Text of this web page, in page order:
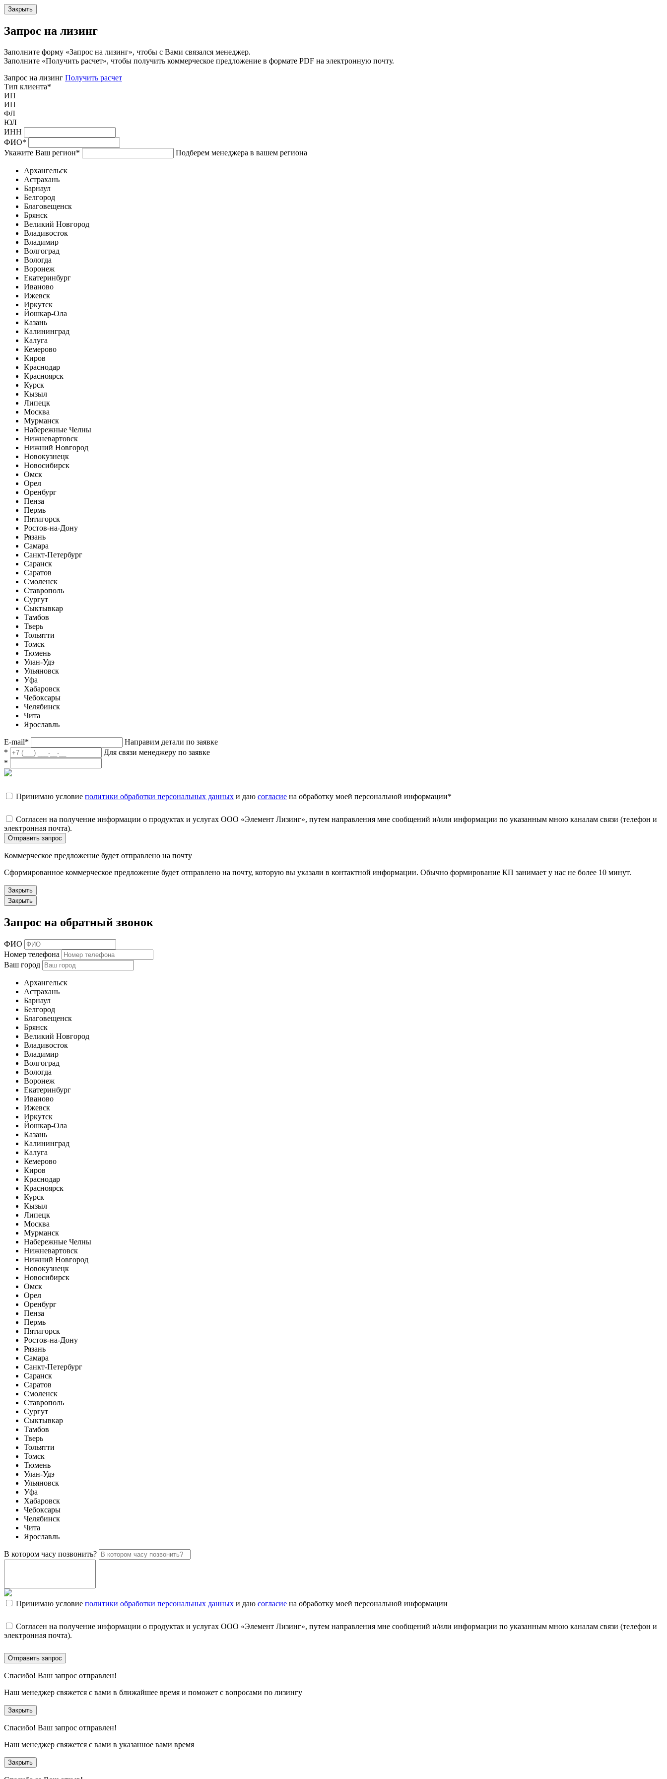
Закрыть
Запрос на лизинг
Заполните форму «Запрос на лизинг», чтобы с Вами связался менеджер.
Заполните «Получить расчет», чтобы получить коммерческое предложение в формате PDF на электронную почту.
Запрос на лизинг Получить расчет
Тип клиента*
ИП
ИП
ФЛ
ЮЛ
ИНН
ФИО*
Укажите Ваш регион* Подберем менеджера в вашем региона
Архангельск
Астрахань
Барнаул
Белгород
Благовещенск
Брянск
Великий Новгород
Владивосток
Владимир
Волгоград
Вологда
Воронеж
Екатеринбург
Иваново
Ижевск
Иркутск
Йошкар-Ола
Казань
Калининград
Калуга
Кемерово
Киров
Краснодар
Красноярск
Курск
Кызыл
Липецк
Москва
Мурманск
Набережные Челны
Нижневартовск
Нижний Новгород
Новокузнецк
Новосибирск
Омск
Орел
Оренбург
Пенза
Пермь
Пятигорск
Ростов-на-Дону
Рязань
Самара
Санкт-Петербург
Саранск
Саратов
Смоленск
Ставрополь
Сургут
Сыктывкар
Тамбов
Тверь
Тольятти
Томск
Тюмень
Улан-Удэ
Ульяновск
Уфа
Хабаровск
Чебоксары
Челябинск
Чита
Ярославль
E-mail*
Направим детали по заявке
*
Для связи менеджеру по заявке
*
Принимаю условие политики обработки персональных данных и даю согласие на обработку моей персональной информации*
Согласен на получение информации о продуктах и услугах ООО «Элемент Лизинг», путем направления мне сообщений и/или информации по указанным мною каналам связи (телефон и
электронная почта).
Отправить запрос
Коммерческое предложение будет отправлено на почту
Сформированное коммерческое предложение будет отправлено на почту, которую вы указали в контактной информации. Обычно формирование КП занимает у нас не более 10 минут.
Закрыть
Закрыть
Запрос на обратный звонок
ФИО
Номер телефона
Ваш город
Архангельск
Астрахань
Барнаул
Белгород
Благовещенск
Брянск
Великий Новгород
Владивосток
Владимир
Волгоград
Вологда
Воронеж
Екатеринбург
Иваново
Ижевск
Иркутск
Йошкар-Ола
Казань
Калининград
Калуга
Кемерово
Киров
Краснодар
Красноярск
Курск
Кызыл
Липецк
Москва
Мурманск
Набережные Челны
Нижневартовск
Нижний Новгород
Новокузнецк
Новосибирск
Омск
Орел
Оренбург
Пенза
Пермь
Пятигорск
Ростов-на-Дону
Рязань
Самара
Санкт-Петербург
Саранск
Саратов
Смоленск
Ставрополь
Сургут
Сыктывкар
Тамбов
Тверь
Тольятти
Томск
Тюмень
Улан-Удэ
Ульяновск
Уфа
Хабаровск
Чебоксары
Челябинск
Чита
Ярославль
В котором часу позвонить?
Принимаю условие политики обработки персональных данных и даю согласие на обработку моей персональной информации
Согласен на получение информации о продуктах и услугах ООО «Элемент Лизинг», путем направления мне сообщений и/или информации по указанным мною каналам связи (телефон и
электронная почта).
Отправить запрос
Спасибо! Ваш запрос отправлен!
Наш менеджер свяжется с вами в ближайшее время и поможет с вопросами по лизингу
Закрыть
Спасибо! Ваш запрос отправлен!
Наш менеджер свяжется с вами в указанное вами время
Закрыть